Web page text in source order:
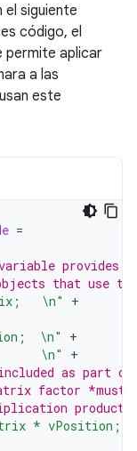
el siguiente
código, el
permite aplicar
a las
este
=
provides a
that use
\n"
+
\n"
+
\n"
+
as part
factor
product
* vPosition;